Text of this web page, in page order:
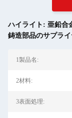
ハイライト: 亜鉛合
鋳造部品のサプラ
1製品名:
2材料:
3表面処理: